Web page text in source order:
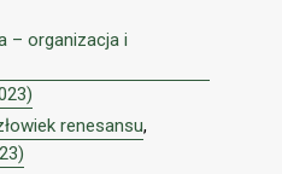
– organizacja i
renesansu,